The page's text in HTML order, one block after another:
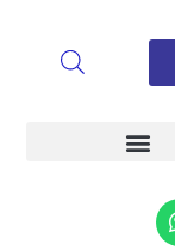
contenido